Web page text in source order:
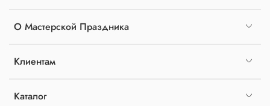
О Мастерской Праздника
Клиентам
Каталог